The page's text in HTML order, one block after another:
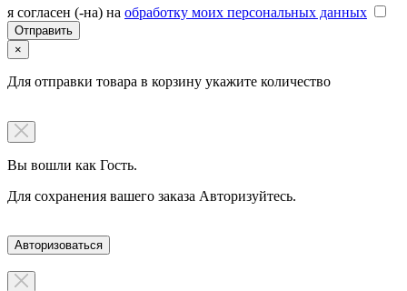
я согласен (-на) на обработку моих персональных данных
×
Для отправки товара в корзину укажите количество
Вы вошли как Гость.
Для сохранения вашего заказа Авторизуйтесь.
Авторизоваться